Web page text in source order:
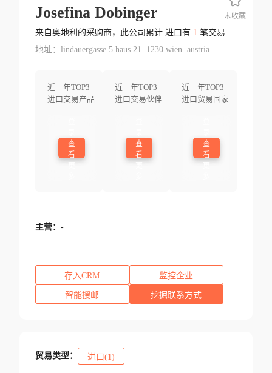
Josefina Dobinger
来自奥地利的采购商，此公司累计 进口有 1 笔交易
地址：lindauergasse 5 haus 21. 1230 wien. austria
近三年TOP3
进口交易产品
查
看
近三年TOP3
进口交易伙伴
查
看
近三年TOP3
进口贸易国家
查
看
未收藏
主营： -
存入CRM 监控企业
智能搜邮 挖掘联系方式
贸易类型： 进口(1)